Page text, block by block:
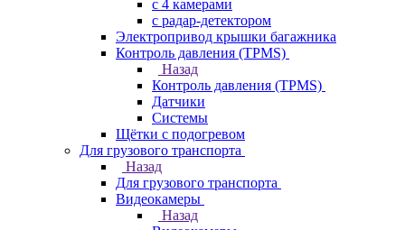
с 4 камерами
с радар-детектором
Электропривод крышки багажника
Контроль давления (TPMS)
Назад
Контроль давления (TPMS)
Датчики
Системы
Щётки с подогревом
Для грузового транспорта
Назад
Для грузового транспорта
Видеокамеры
Назад